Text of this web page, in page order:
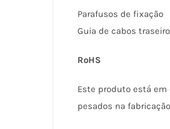
Parafusos de fixação
Guia de cabos traseiro
RoHS
Este produto está
pesados na